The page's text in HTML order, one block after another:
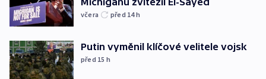
včera před 14h
Putin vyměnil klíčové velitele vojsk
před 15 h